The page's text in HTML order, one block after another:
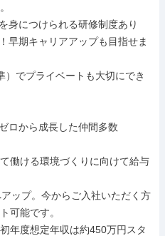
身につけられる研修制度あり
早期キャリアアップも目指せま
）でプライベートも大切にでき
ロから成長した仲間多数
働ける環境づくりに向けて給与
ップ。今からご入社いただく方
可能です。
年度想定年収は約450万円スタ